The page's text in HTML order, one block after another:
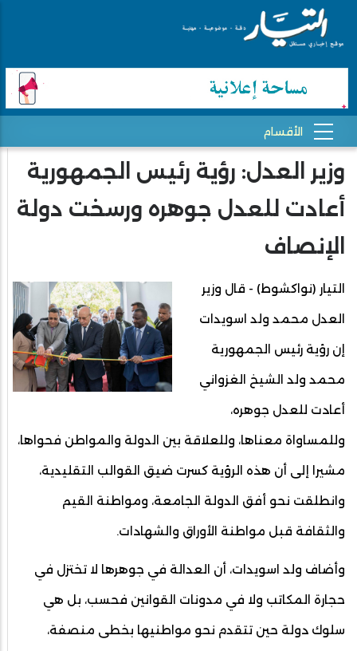
وزير العدل: رؤية رئيس الجمهورية
أعادت للعدل جوهره ورسخت دولة
الإنصاف
التيار (نواكشوط) - قال وزير
العدل محمد ولد اسويدات
إن رؤية رئيس الجمهورية
محمد ولد الشيخ الغزواني
أعادت للعدل جوهره،
وللمساواة معناها، وللعلاقة بين الدولة والمواطن فحواها،
مشيرا إلى أن هذه الرؤية كسرت ضيق القوالب التقليدية،
وانطلقت نحو أفق الدولة الجامعة، ومواطنة القيم
والثقافة قبل مواطنة الأوراق والشهادات.
وأضاف ولد اسويدات، أن العدالة في جوهرها لا تختزل في
حجارة المكاتب ولا في مدونات القوانين فحسب، بل هي
سلوك دولة حين تتقدم نحو مواطنيها بخطى منصفة،